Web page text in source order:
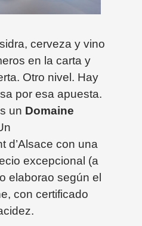
cerveza y vino
en la carta y
Otro nivel. Hay
por esa apuesta.
un Domaine
d’Alsace con una
excepcional (a
elaborao según el
con certificado